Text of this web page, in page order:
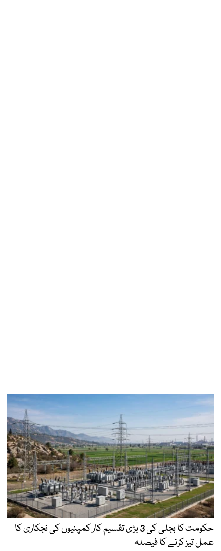
حکومت کا بجلی کی 3 بڑی تقسیم کار کمپنیوں کی نجکاری کا
عمل تیز کرنے کا فیصلہ